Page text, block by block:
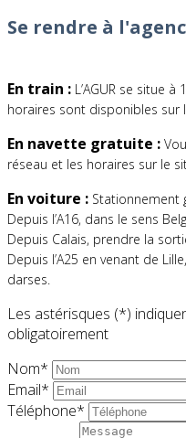
Se rendre à
En train : L’AGUR se situe
horaires sont disponibles sur
En navette gratuite :
réseau et les horaires sur le
En voiture : Stationnement
Depuis l’A16, dans le sens
Depuis Calais, prendre la
Depuis l’A25 en venant de
darses.
Les astérisques (*)
obligatoirement
Nom*
Email*
Téléphone*